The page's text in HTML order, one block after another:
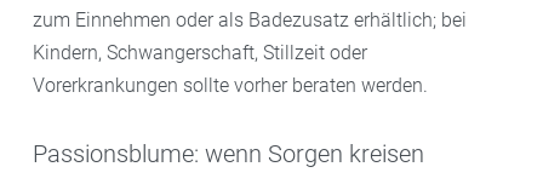
zum Einnehmen oder als Badezusatz erhältlich; bei
Kindern, Schwangerschaft, Stillzeit oder
Vorerkrankungen sollte vorher beraten werden.
Passionsblume: wenn Sorgen kreisen